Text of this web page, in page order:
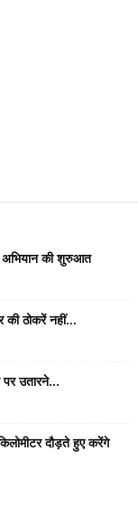
अभियान की शुरुआत
की ठोकरें नहीं...
उतारने...
दौड़ते हुए करेंगे